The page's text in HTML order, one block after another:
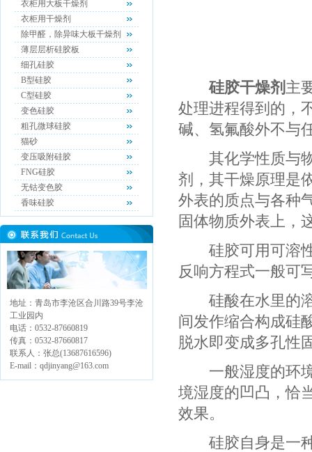
衣柜用大板干燥剂
衣柜用干燥剂
除甲醛，除异味大板干燥剂
薄层层析硅胶板
细孔硅胶
B型硅胶
C型硅胶
变色硅胶
粗孔微球硅胶
猫砂
变压吸附硅胶
FNG硅胶
无钴变色胶
香味硅胶
地址：青岛市李沧区合川路39号李沧
工业园内
电话：0532-87660819
传真：0532-87660817
联系人：张总(13687616596)
E-mail：qdjinyang@163.com
硅胶干燥剂 主
处理进程得到的，
碱、氢氟酸外不与
其化学性质与物
剂，其干燥原理是
外表的质点与各种
固体物质外表上，
硅胶可用可溶性
反响方程式一般可
硅酸在水里的溶
间发作缩合构成硅
脱水即变成多孔性
一般湿度的环境
境湿度的凹凸，恰
效果。
硅胶自身是一种